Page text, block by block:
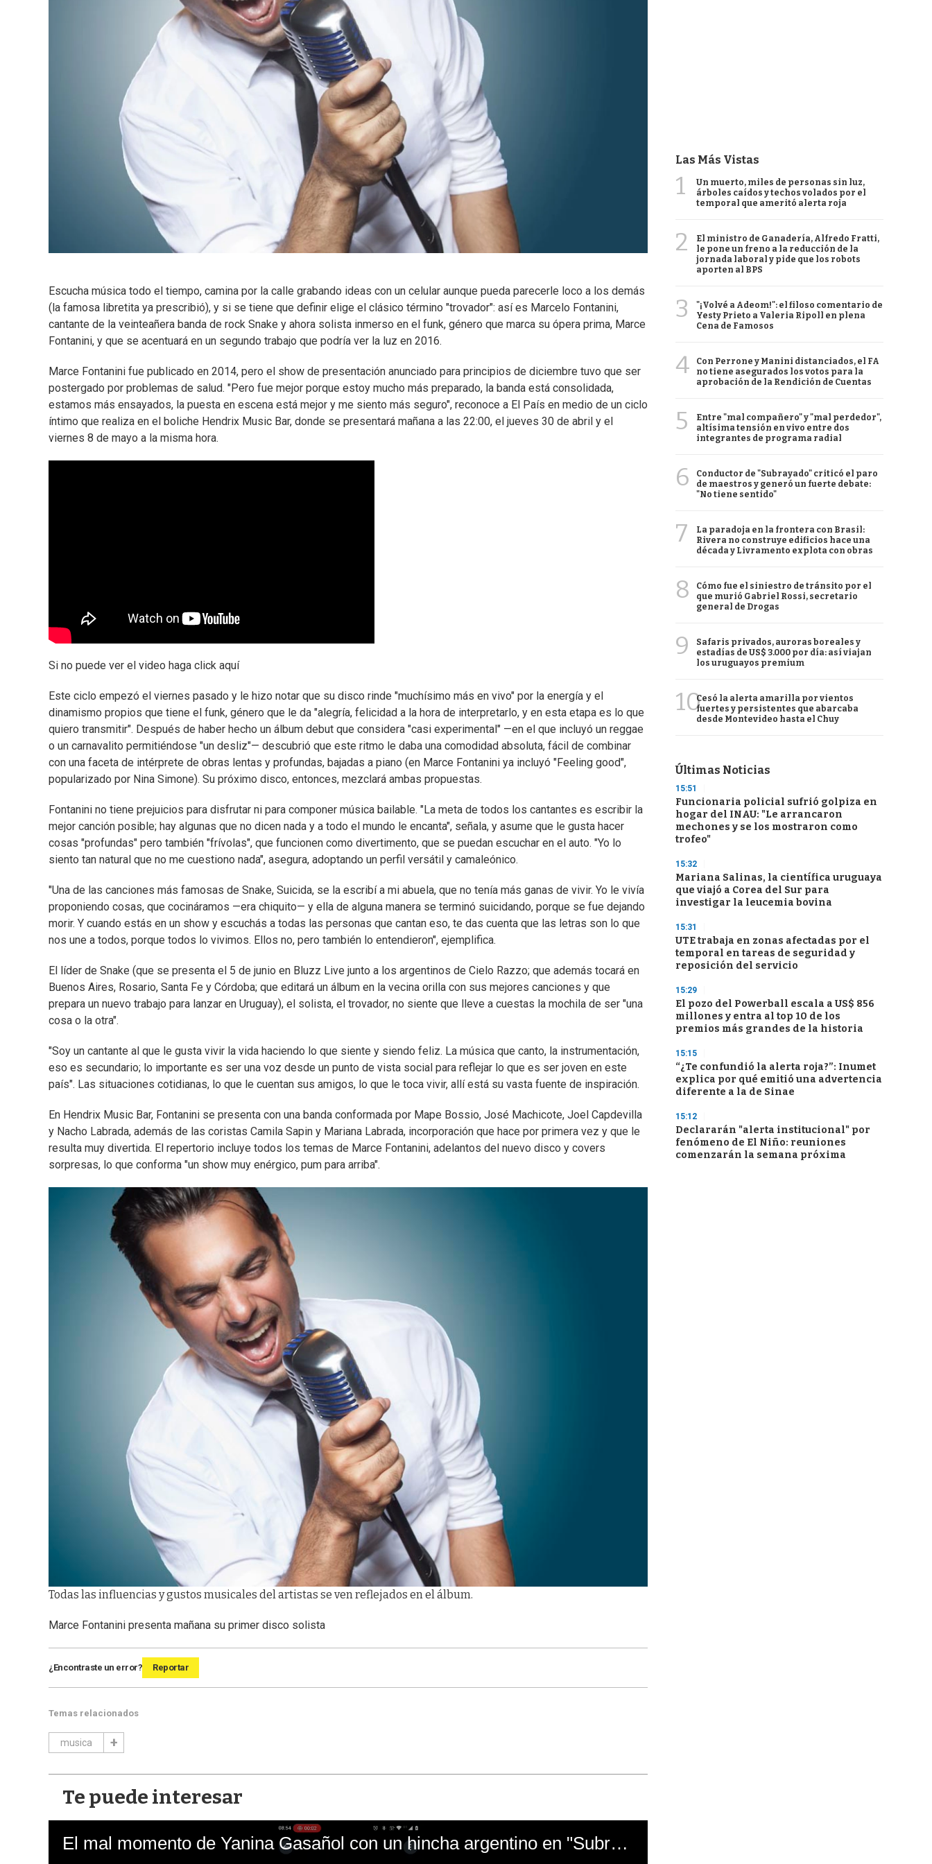
Escucha música todo el tiempo, camina por la calle grabando ideas con un celular aunque pueda parecerle loco a los demás
(la famosa libretita ya prescribió), y si se tiene que definir elige el clásico término "trovador": así es Marcelo Fontanini,
cantante de la veinteañera banda de rock Snake y ahora solista inmerso en el funk, género que marca su ópera prima, Marce
Fontanini, y que se acentuará en un segundo trabajo que podría ver la luz en 2016.
Marce Fontanini fue publicado en 2014, pero el show de presentación anunciado para principios de diciembre tuvo que ser
postergado por problemas de salud. "Pero fue mejor porque estoy mucho más preparado, la banda está consolidada,
estamos más ensayados, la puesta en escena está mejor y me siento más seguro", reconoce a El País en medio de un ciclo
íntimo que realiza en el boliche Hendrix Music Bar, donde se presentará mañana a las 22:00, el jueves 30 de abril y el
viernes 8 de mayo a la misma hora.
Si no puede ver el video haga click aquí
Este ciclo empezó el viernes pasado y le hizo notar que su disco rinde "muchísimo más en vivo" por la energía y el
dinamismo propios que tiene el funk, género que le da "alegría, felicidad a la hora de interpretarlo, y en esta etapa es lo que
quiero transmitir". Después de haber hecho un álbum debut que considera "casi experimental" —en el que incluyó un reggae
o un carnavalito permitiéndose "un desliz"— descubrió que este ritmo le daba una comodidad absoluta, fácil de combinar
con una faceta de intérprete de obras lentas y profundas, bajadas a piano (en Marce Fontanini ya incluyó "Feeling good",
popularizado por Nina Simone). Su próximo disco, entonces, mezclará ambas propuestas.
Fontanini no tiene prejuicios para disfrutar ni para componer música bailable. "La meta de todos los cantantes es escribir la
mejor canción posible; hay algunas que no dicen nada y a todo el mundo le encanta", señala, y asume que le gusta hacer
cosas "profundas" pero también "frívolas", que funcionen como divertimento, que se puedan escuchar en el auto. "Yo lo
siento tan natural que no me cuestiono nada", asegura, adoptando un perfil versátil y camaleónico.
"Una de las canciones más famosas de Snake, Suicida, se la escribí a mi abuela, que no tenía más ganas de vivir. Yo le vivía
proponiendo cosas, que cocináramos —era chiquito— y ella de alguna manera se terminó suicidando, porque se fue dejando
morir. Y cuando estás en un show y escuchás a todas las personas que cantan eso, te das cuenta que las letras son lo que
nos une a todos, porque todos lo vivimos. Ellos no, pero también lo entendieron", ejemplifica.
El líder de Snake (que se presenta el 5 de junio en Bluzz Live junto a los argentinos de Cielo Razzo; que además tocará en
Buenos Aires, Rosario, Santa Fe y Córdoba; que editará un álbum en la vecina orilla con sus mejores canciones y que
prepara un nuevo trabajo para lanzar en Uruguay), el solista, el trovador, no siente que lleve a cuestas la mochila de ser "una
cosa o la otra".
"Soy un cantante al que le gusta vivir la vida haciendo lo que siente y siendo feliz. La música que canto, la instrumentación,
eso es secundario; lo importante es ser una voz desde un punto de vista social para reflejar lo que es ser joven en este
país". Las situaciones cotidianas, lo que le cuentan sus amigos, lo que le toca vivir, allí está su vasta fuente de inspiración.
En Hendrix Music Bar, Fontanini se presenta con una banda conformada por Mape Bossio, José Machicote, Joel Capdevilla
y Nacho Labrada, además de las coristas Camila Sapin y Mariana Labrada, incorporación que hace por primera vez y que le
resulta muy divertida. El repertorio incluye todos los temas de Marce Fontanini, adelantos del nuevo disco y covers
sorpresas, lo que conforma "un show muy enérgico, pum para arriba".
Todas las influencias y gustos musicales del artistas se ven reflejados en el álbum.
Marce Fontanini presenta mañana su primer disco solista
¿Encontraste un error? Reportar
Temas relacionados
musica
Te puede interesar
El mal momento de Yanina Gasañol con un hincha argentino en "Subrayado"
Las Más Vistas
1
Un muerto, miles de personas sin luz,
árboles caídos y techos volados por el
temporal que ameritó alerta roja
2
El ministro de Ganadería, Alfredo Fratti,
le pone un freno a la reducción de la
jornada laboral y pide que los robots
aporten al BPS
3
"¡Volvé a Adeom!": el filoso comentario de
Yesty Prieto a Valeria Ripoll en plena
Cena de Famosos
4
Con Perrone y Manini distanciados, el FA
no tiene asegurados los votos para la
aprobación de la Rendición de Cuentas
5
Entre "mal compañero" y "mal perdedor",
altísima tensión en vivo entre dos
integrantes de programa radial
6
Conductor de "Subrayado" criticó el paro
de maestros y generó un fuerte debate:
"No tiene sentido"
7
La paradoja en la frontera con Brasil:
Rivera no construye edificios hace una
década y Livramento explota con obras
8
Cómo fue el siniestro de tránsito por el
que murió Gabriel Rossi, secretario
general de Drogas
9
Safaris privados, auroras boreales y
estadías de US$ 3.000 por día: así viajan
los uruguayos premium
10Cesó la alerta amarilla por vientos
fuertes y persistentes que abarcaba
desde Montevideo hasta el Chuy
Últimas Noticias
15:51
Funcionaria policial sufrió golpiza en
hogar del INAU: "Le arrancaron
mechones y se los mostraron como
trofeo"
15:32
Mariana Salinas, la científica uruguaya
que viajó a Corea del Sur para
investigar la leucemia bovina
15:31
UTE trabaja en zonas afectadas por el
temporal en tareas de seguridad y
reposición del servicio
15:29
El pozo del Powerball escala a US$ 856
millones y entra al top 10 de los
premios más grandes de la historia
15:15
“¿Te confundió la alerta roja?”: Inumet
explica por qué emitió una advertencia
diferente a la de Sinae
15:12
Declararán "alerta institucional" por
fenómeno de El Niño: reuniones
comenzarán la semana próxima